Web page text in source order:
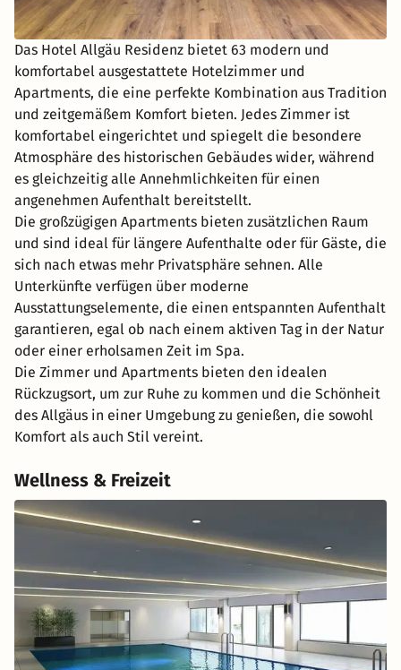
Das Hotel Allgäu Residenz bietet 63 modern und
komfortabel ausgestattete Hotelzimmer und
Apartments, die eine perfekte Kombination aus Tradition
und zeitgemäßem Komfort bieten. Jedes Zimmer ist
komfortabel eingerichtet und spiegelt die besondere
Atmosphäre des historischen Gebäudes wider, während
es gleichzeitig alle Annehmlichkeiten für einen
angenehmen Aufenthalt bereitstellt.
Die großzügigen Apartments bieten zusätzlichen Raum
und sind ideal für längere Aufenthalte oder für Gäste, die
sich nach etwas mehr Privatsphäre sehnen. Alle
Unterkünfte verfügen über moderne
Ausstattungselemente, die einen entspannten Aufenthalt
garantieren, egal ob nach einem aktiven Tag in der Natur
oder einer erholsamen Zeit im Spa.
Die Zimmer und Apartments bieten den idealen
Rückzugsort, um zur Ruhe zu kommen und die Schönheit
des Allgäus in einer Umgebung zu genießen, die sowohl
Komfort als auch Stil vereint.
Wellness & Freizeit